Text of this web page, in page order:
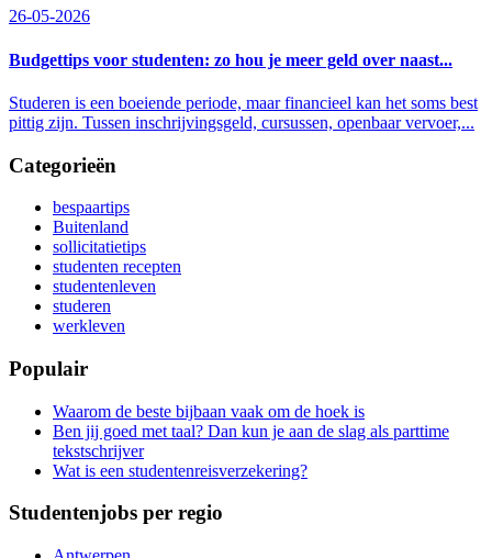
26-05-2026
Budgettips voor studenten: zo hou je meer geld over naast...
Studeren is een boeiende periode, maar financieel kan het soms best
pittig zijn. Tussen inschrijvingsgeld, cursussen, openbaar vervoer,...
Categorieën
bespaartips
Buitenland
sollicitatietips
studenten recepten
studentenleven
studeren
werkleven
Populair
Waarom de beste bijbaan vaak om de hoek is
Ben jij goed met taal? Dan kun je aan de slag als parttime
tekstschrijver
Wat is een studentenreisverzekering?
Studentenjobs per regio